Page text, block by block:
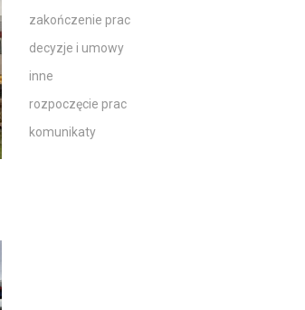
zakończenie prac
decyzje i umowy
inne
rozpoczęcie prac
komunikaty